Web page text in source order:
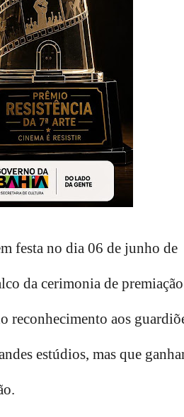
festa no dia 06 de junho de
da cerimonia de premiação
reconhecimento aos
estúdios, mas que